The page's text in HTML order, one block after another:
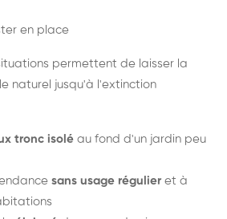
en place
permettent de laisser la
naturel jusqu'à l'extinction
tronc isolé au fond d'un jardin peu
sans usage régulier et à